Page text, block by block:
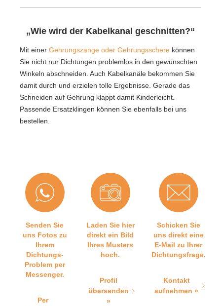
„Wie wird der Kabelkanal geschnitten?“
Mit einer Gehrungszange oder Gehrungsschere können
Sie nicht nur Dichtungen problemlos in den gewünschten
Winkeln abschneiden. Auch Kabelkanäle bekommen Sie
damit durch und erzielen tolle Ergebnisse. Gerade das
Schneiden auf Gehrung klappt damit Kinderleicht.
Passende Ersatzklingen können Sie ebenfalls bei uns
bestellen.
Senden Sie
uns Fotos zu
Ihrem
Dichtungs-
Problem per
Messenger.
Per
Laden Sie hier
direkt ein Bild
Ihres Musters
hoch.
Profil
übersenden
»
Schicken Sie
uns direkt eine
E-Mail zu Ihrer
Dichtungsfrage.
Kontakt
aufnehmen »